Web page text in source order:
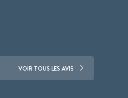
VOIR TOUS LES AVIS